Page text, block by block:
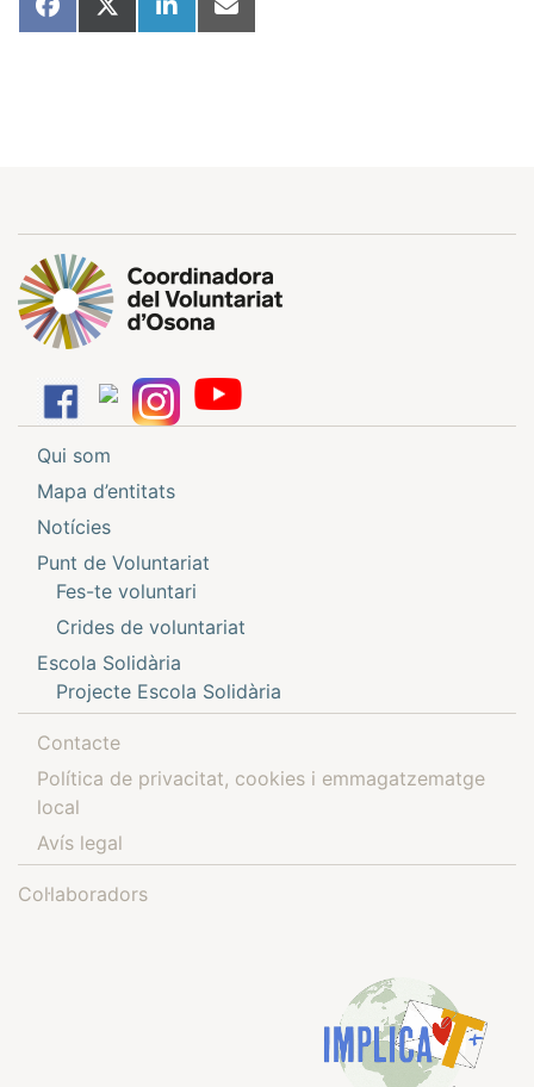
Share
on
Share
on
Share
on
Share
on
Qui som
Mapa d’entitats
Notícies
Punt de Voluntariat
Fes-te voluntari
Crides de voluntariat
Escola Solidària
Projecte Escola Solidària
Contacte
Política de privacitat, cookies i emmagatzematge
local
Avís legal
Col·laboradors